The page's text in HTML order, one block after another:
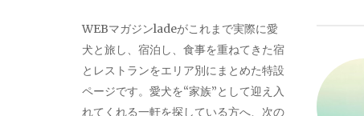
ゲ
ー
WEBマガジンladeがこれまで実際に愛
犬と旅し、宿泊し、食事を重ねてきた宿
とレストランをエリア別にまとめた特設
ページです。愛犬を“家族”として迎え入
れてくれる一軒を探している方へ、次の